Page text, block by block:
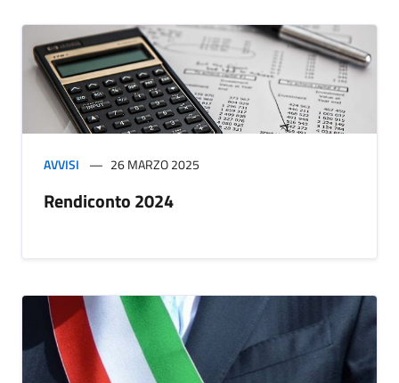
AVVISI 26 MARZO 2025
Rendiconto 2024